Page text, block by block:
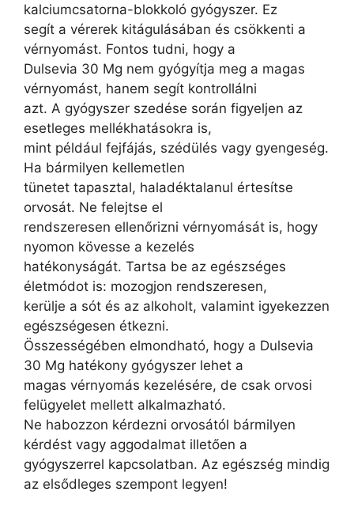
kalciumcsatorna-blokkoló gyógyszer. Ez
segít a vérerek kitágulásában és csökkenti a
vérnyomást. Fontos tudni, hogy a
Dulsevia 30 Mg nem gyógyítja meg a magas
vérnyomást, hanem segít kontrollálni
azt. A gyógyszer szedése során figyeljen az
esetleges mellékhatásokra is,
mint például fejfájás, szédülés vagy gyengeség.
Ha bármilyen kellemetlen
tünetet tapasztal, haladéktalanul értesítse
orvosát. Ne felejtse el
rendszeresen ellenőrizni vérnyomását is, hogy
nyomon kövesse a kezelés
hatékonyságát. Tartsa be az egészséges
életmódot is: mozogjon rendszeresen,
kerülje a sót és az alkoholt, valamint igyekezzen
egészségesen étkezni.
Összességében elmondható, hogy a Dulsevia
30 Mg hatékony gyógyszer lehet a
magas vérnyomás kezelésére, de csak orvosi
felügyelet mellett alkalmazható.
Ne habozzon kérdezni orvosától bármilyen
kérdést vagy aggodalmat illetően a
gyógyszerrel kapcsolatban. Az egészség mindig
az elsődleges szempont legyen!